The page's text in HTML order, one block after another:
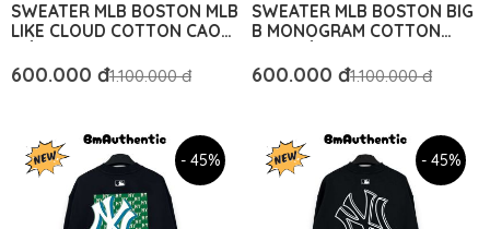
SWEATER MLB BOSTON MLB
LIKE CLOUD COTTON CAO
AUTHENTIC
600.000 đ1.100.000 đ
SWEATER MLB BOSTON BIG
B MONOGRAM COTTON
AUTHENTIC
600.000 đ1.100.000 đ
- 45% - 45%